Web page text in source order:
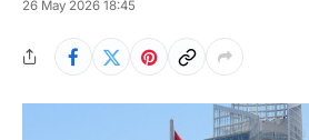
26 May 2026 18:45